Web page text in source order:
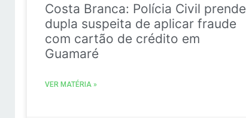
Costa Branca: Polícia Civil prende
dupla suspeita de aplicar fraude
com cartão de crédito em
Guamaré
VER MATÉRIA »